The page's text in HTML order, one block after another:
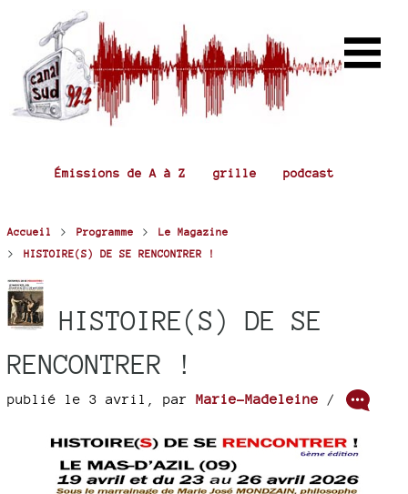
Émissions de A à Z grille podcast
Accueil > Programme > Le Magazine
> HISTOIRE(S) DE SE RENCONTRER !
HISTOIRE(S) DE SE
RENCONTRER !
publié le 3 avril par Marie-Madeleine /